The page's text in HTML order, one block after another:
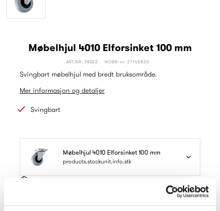
Møbelhjul 4010 Elforsinket 100 mm
ART.NR: 78022 NOBB-nr: 27145820
Svingbart møbelhjul med bredt bruksområde.
Mer informasjon og detaljer
Svingbart
Møbelhjul 4010 Elforsinket 100 mm
products.stockunit.info.stk
Les mer om våre forpakninger